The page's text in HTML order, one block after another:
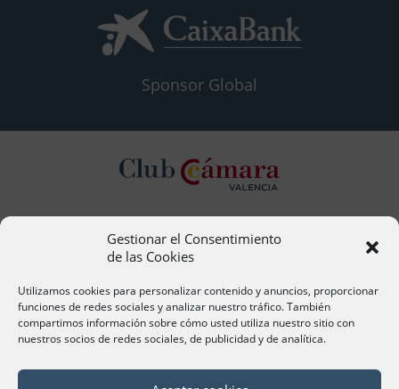
Gestionar el Consentimiento
de las Cookies
Utilizamos cookies para personalizar contenido y anuncios, proporcionar
funciones de redes sociales y analizar nuestro tráfico. También
compartimos información sobre cómo usted utiliza nuestro sitio con
nuestros socios de redes sociales, de publicidad y de analítica.
Sponsor Global
Contacto
acervera@camaravalencia.com
961 366 212
Síguenos